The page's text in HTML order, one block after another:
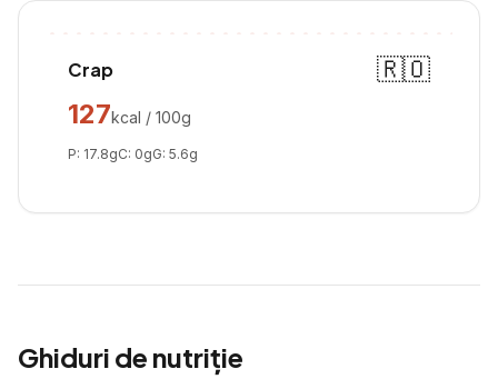
Crap
🇷🇴
127kcal / 100g
P: 17.8gC: 0gG: 5.6g
Ghiduri de nutriție